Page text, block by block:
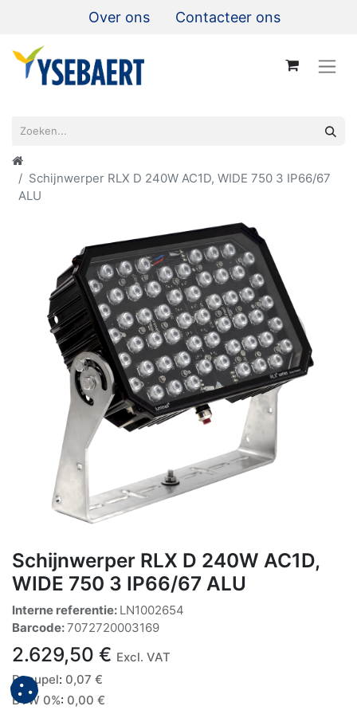
Over ons Contacteer ons
Schijnwerper RLX D 240W AC1D, WIDE 750 3 IP66/67
ALU
Schijnwerper RLX D 240W AC1D,
WIDE 750 3 IP66/67 ALU
Interne referentie: LN1002654
Barcode:7072720003169
2.629,50 € Excl. VAT
Recupel: 0,07 €
BTW 0%: 0,00 €